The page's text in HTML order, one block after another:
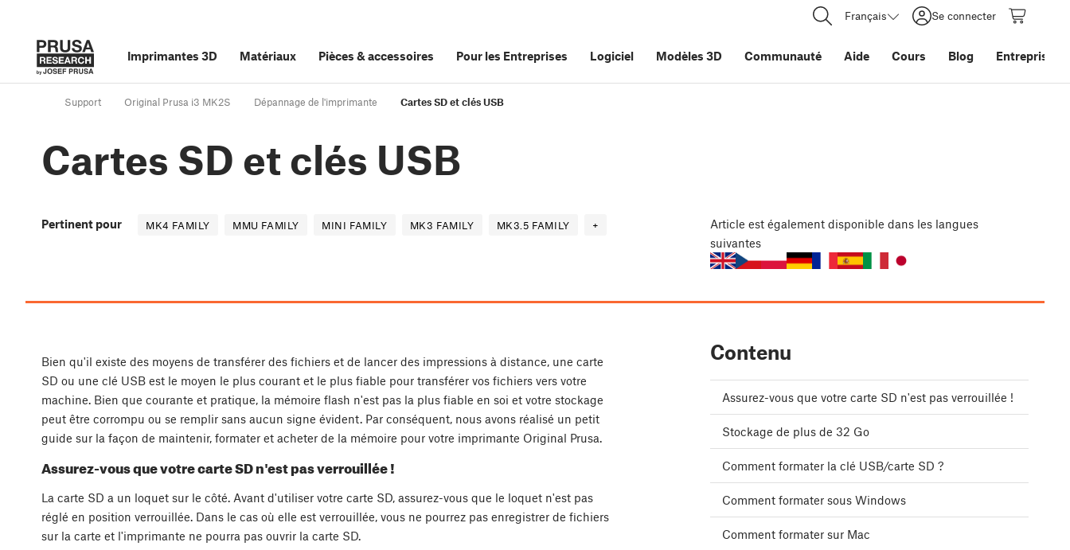
Français Se connecter
Imprimantes 3D Matériaux Pièces &accessoires Pour les Entreprises Logiciel Modèles 3D Communauté Aide Cours Blog Entreprise
Support Original Prusa i3 MK2S Dépannage de l'imprimante Cartes SD et clés USB
Cartes SD et clés USB
Pertinent pour MK4 FAMILY MMU FAMILY MINI FAMILY MK3 FAMILY MK3.5 FAMILY + Article est également disponible dans les langues
suivantes
Bien qu'il existe des moyens de transférer des fichiers et de lancer des impressions à distance, une carte
SD ou une clé USB est le moyen le plus courant et le plus fiable pour transférer vos fichiers vers votre
machine. Bien que courante et pratique, la mémoire flash n'est pas la plus fiable en soi et votre stockage
peut être corrompu ou se remplir sans aucun signe évident. Par conséquent, nous avons réalisé un petit
guide sur la façon de maintenir, formater et acheter de la mémoire pour votre imprimante Original Prusa.
Assurez-vous que votre carte SD n'est pas verrouillée !
La carte SD a un loquet sur le côté. Avant d'utiliser votre carte SD, assurez-vous que le loquet n'est pas
réglé en position verrouillée. Dans le cas où elle est verrouillée, vous ne pourrez pas enregistrer de fichiers
sur la carte et l'imprimante ne pourra pas ouvrir la carte SD.
Contenu
Assurez-vous que votre carte SD n'est pas verrouillée !
Stockage de plus de 32 Go
Comment formater la clé USB/carte SD ?
Comment formater sous Windows
Comment formater sur Mac